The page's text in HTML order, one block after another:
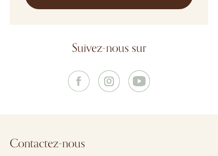
Suivez-nous sur
Contactez-nous